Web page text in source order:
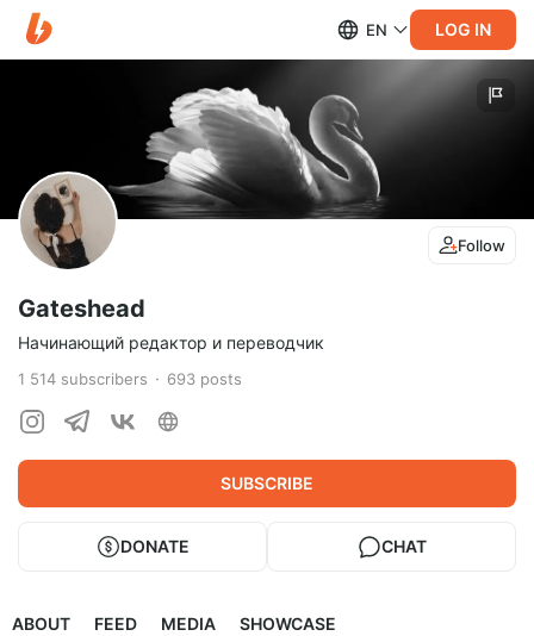
EN LOG IN
Follow
Gateshead
Начинающий редактор и переводчик
1 514 subscribers 693 posts
SUBSCRIBE
DONATE CHAT
ABOUT FEED MEDIA SHOWCASE